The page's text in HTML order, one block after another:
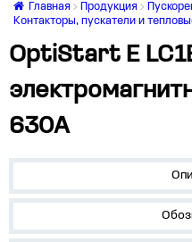
Главная Продукция
Контакторы, пускатели и
OptiStart E
630А